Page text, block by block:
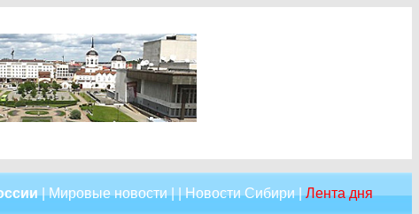
|Мировые новости| |Новости Сибири|Лента дня